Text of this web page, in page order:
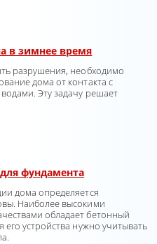
в зимнее время
разрушения, необходимо
дома от контакта с
Эту задачу решает
фундамента
дома определяется
Наиболее высокими
обладает бетонный
его устройства нужно учитывать